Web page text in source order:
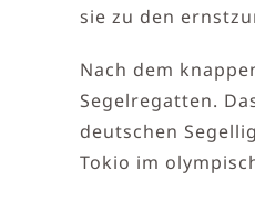
sie zu den
Nach dem
Segelregatten.
deutschen
Tokio im